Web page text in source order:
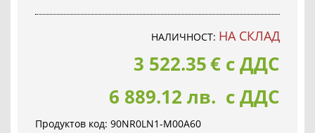
НАЛИЧНОСТ: НА СКЛАД
3 522.35€ с ДДС
6 889.12 лв. с ДДС
Продуктов код: 90NR0LN1-M00A60